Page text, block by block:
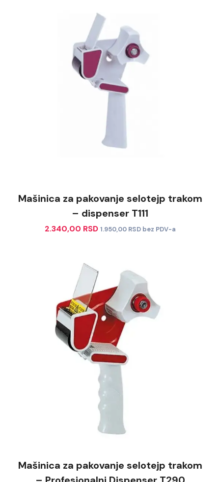
Mašinica za pakovanje selotejp trakom
– dispenser T111
2.340,00 RSD 1.950,00 RSDbez PDV-a
Mašinica za pakovanje selotejp trakom